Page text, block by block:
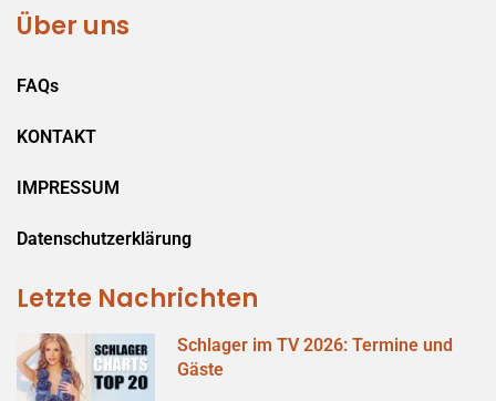
Über uns
FAQs
KONTAKT
IMPRESSUM
Datenschutzerklärung
Letzte Nachrichten
Schlager im TV 2026: Termine und
Gäste